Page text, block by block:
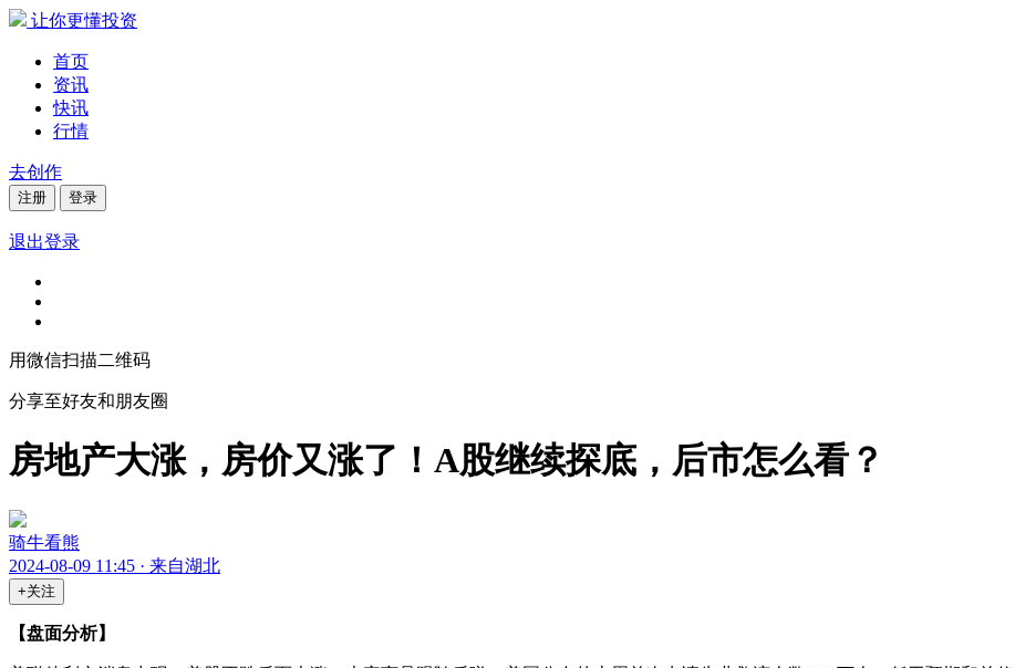
让你更懂投资
首页
资讯
快讯
行情
去创作
注册 登录
退出登录
用微信扫描二维码
分享至好友和朋友圈
房地产大涨，房价又涨了！A股继续探底，后市怎么看？
骑牛看熊
2024-08-09 11:45 · 来自湖北
+关注
【盘面分析】